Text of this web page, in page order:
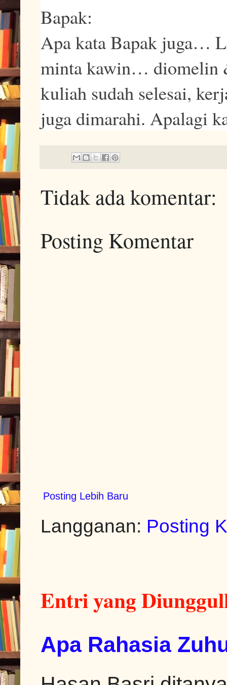
Bapak:
Apa kata Bapak juga…
minta kawin… diomelin
kuliah sudah selesai,
juga dimarahi.
Tidak ada komentar:
Posting Komentar
Posting Lebih Baru
Langganan: Posting
Entri yang
Apa Rahasia